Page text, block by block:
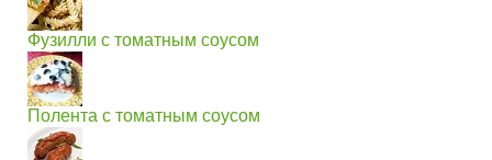
Фузилли с томатным соусом
Полента с томатным соусом